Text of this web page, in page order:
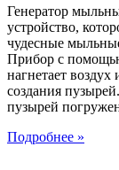
Генератор
устройство,
чудесные
Прибор с
нагнетает
создания
пузырей
Подробнее »